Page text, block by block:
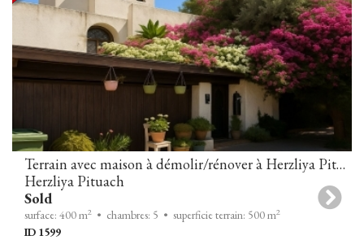
Terrain avec maison à démolir/rénover à Herzliya Pituach
Herzliya Pituach
Sold
surface: 400 m2 • chambres: 5 • superficie terrain: 500 m2
ID 1599